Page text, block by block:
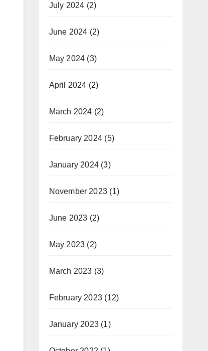
July 2024 (2)
June 2024 (2)
May 2024 (3)
April 2024 (2)
March 2024 (2)
February 2024 (5)
January 2024(3)
November 2023 (1)
June 2023 (2)
May 2023 (2)
March 2023 (3)
February 2023 (12)
January 2023(1)